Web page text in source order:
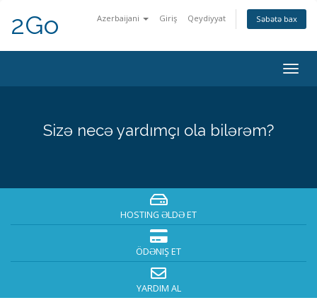
Azerbaijani Giriş Qeydiyyat Səbətə bax
2Go
Sizə necə yardımçı ola bilərəm?
HOSTING ƏLDƏ ET
ÖDƏNIŞ ET
YARDIM AL